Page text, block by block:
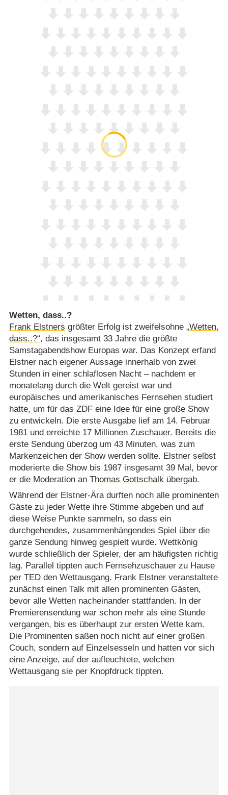
Wetten, dass..?
Frank Elstners größter Erfolg ist zweifelsohne „Wetten,
dass..?“, das insgesamt 33 Jahre die größte
Samstagabendshow Europas war. Das Konzept erfand
Elstner nach eigener Aussage innerhalb von zwei
Stunden in einer schlaflosen Nacht – nachdem er
monatelang durch die Welt gereist war und
europäisches und amerikanisches Fernsehen studiert
hatte, um für das ZDF eine Idee für eine große Show
zu entwickeln. Die erste Ausgabe lief am 14. Februar
1981 und erreichte 17 Millionen Zuschauer. Bereits die
erste Sendung überzog um 43 Minuten, was zum
Markenzeichen der Show werden sollte. Elstner selbst
moderierte die Show bis 1987 insgesamt 39 Mal, bevor
er die Moderation an Thomas Gottschalkübergab.
Während der Elstner-Ära durften noch alle prominenten
Gäste zu jeder Wette ihre Stimme abgeben und auf
diese Weise Punkte sammeln, so dass ein
durchgehendes, zusammenhängendes Spiel über die
ganze Sendung hinweg gespielt wurde. Wettkönig
wurde schließlich der Spieler, der am häufigsten richtig
lag. Parallel tippten auch Fernsehzuschauer zu Hause
per TED den Wettausgang. Frank Elstner veranstaltete
zunächst einen Talk mit allen prominenten Gästen,
bevor alle Wetten nacheinander stattfanden. In der
Premierensendung war schon mehr als eine Stunde
vergangen, bis es überhaupt zur ersten Wette kam.
Die Prominenten saßen noch nicht auf einer großen
Couch, sondern auf Einzelsesseln und hatten vor sich
eine Anzeige, auf der aufleuchtete, welchen
Wettausgang sie per Knopfdruck tippten.